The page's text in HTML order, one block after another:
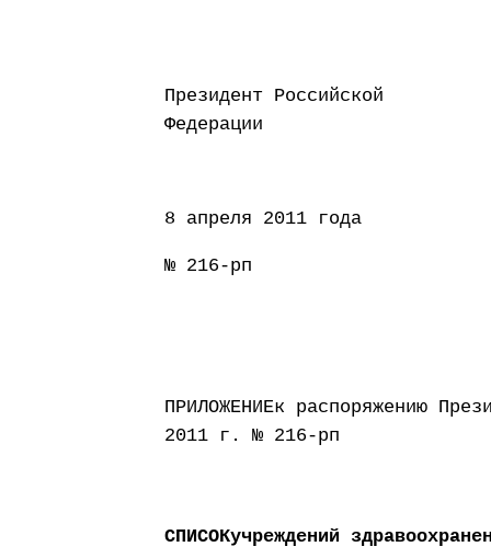
Президент Российской
Федерации
8 апреля 2011 года
№ 216-рп
ПРИЛОЖЕНИЕк распоряжению
2011 г. № 216-рп
СПИСОКучреждений